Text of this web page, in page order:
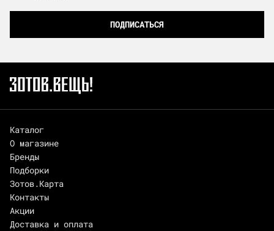
ПОДПИСАТЬСЯ
Каталог
О магазине
Бренды
Подборки
Зотов.Карта
Контакты
Акции
Доставка и оплата